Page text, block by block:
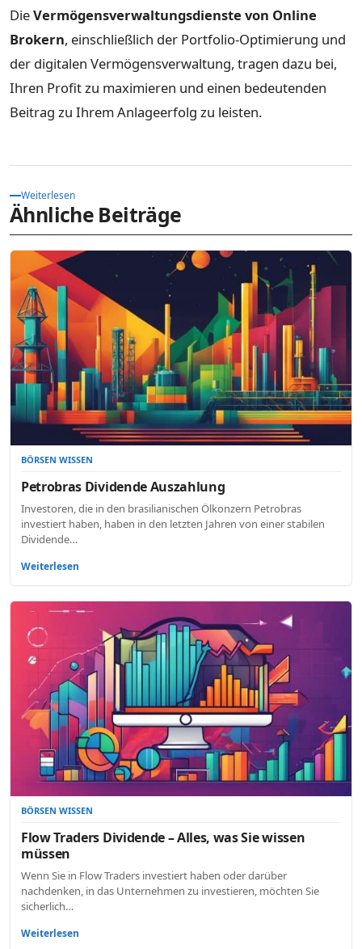
DieVermögensverwaltungsdienste von Online
Brokern, einschließlich der Portfolio-Optimierung und
der digitalen Vermögensverwaltung, tragen dazu bei,
Ihren Profit zu maximieren und einen bedeutenden
Beitrag zu Ihrem Anlageerfolg zu leisten.
Weiterlesen
Ähnliche Beiträge
BÖRSEN WISSEN
Petrobras Dividende Auszahlung
Investoren, die in den brasilianischen Ölkonzern Petrobras
investiert haben, haben in den letzten Jahren von einer stabilen
Dividende…
Weiterlesen
BÖRSEN WISSEN
Flow Traders Dividende – Alles, was Sie wissen
müssen
Wenn Sie in Flow Traders investiert haben oder darüber
nachdenken, in das Unternehmen zu investieren, möchten Sie
sicherlich…
Weiterlesen